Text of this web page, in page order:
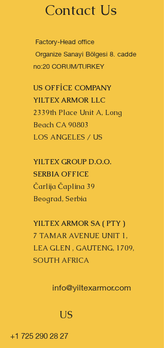
Contact Us
Factory-Head office
Organize Sanayi Bölgesi 8. cadde
no:20 CORUM/TURKEY
US OFFİCE COMPANY
YILTEX ARMOR LLC
2339th Place Unit A, Long
Beach CA 90803
LOS ANGELES / US
YILTEX GROUP D.O.O.
SERBIA OFFICE
Čarlija Čaplina 39
Beograd, Serbia
YILTEX ARMOR SA ( PTY )
7 TAMAR AVENUE UNIT 1,
LEA GLEN , GAUTENG, 1709,
SOUTH AFRICA
info@yiltexarmor.com
US
+1 725 290 28 27